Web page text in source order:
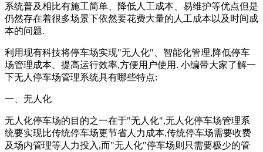
系统普及相比有施工简单、降低人工成本、易维护等优点但是
仍然存在着很多场景下依然要花费大量的人工成本以及时间成
本的问题.
利用现有科技将停车场实现"无人化"、智能化管理,降低停车
场管理成本、提高运行效率,方便用户使用. 小编带大家了解一
下无人停车场管理系统具有哪些特点:
一、无人化
无人化停车场的目的之一在于"无人化",无人化停车场管理系
统要实现比传统停车场更节省人力成本,传统停车场需要收费
及场内管理等人力投入,而"无人化"停车场则只需要极少的管